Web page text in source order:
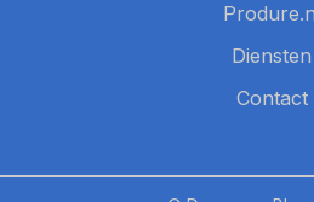
Diensten
Contact